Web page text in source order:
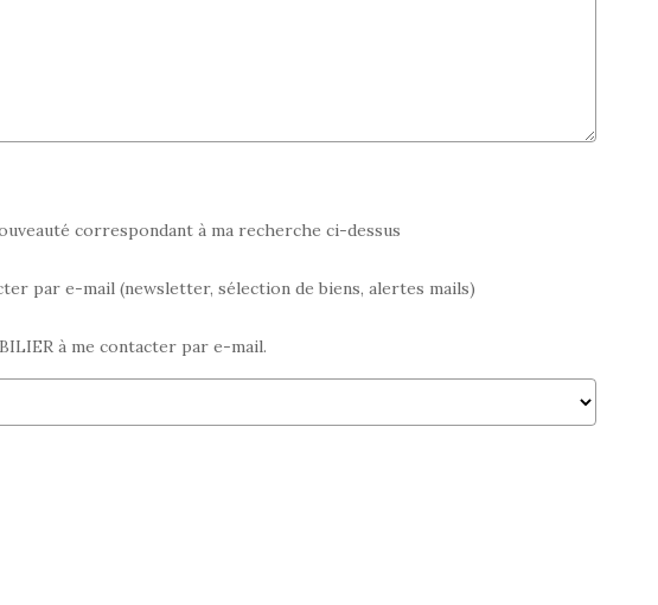
correspondant à ma recherche ci-dessus
par e-mail (newsletter, sélection de biens, alertes mails)
à me contacter par e-mail.